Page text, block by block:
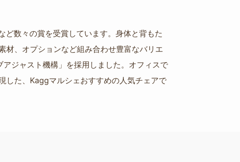
数々の賞を受賞しています。身体と背もた
材、オプションなど組み合わせ豊富なバリエ
ジャスト機構」を採用しました。オフィスで
した、Kaggマルシェおすすめの人気チェアで